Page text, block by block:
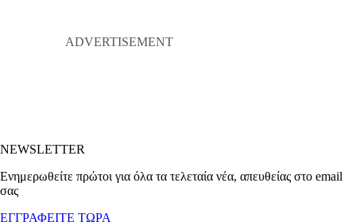
NEWSLETTER
Ενημερωθείτε πρώτοι για όλα τα τελεταία νέα, απευθείας στο email
σας
ΕΓΓΡΑΦΕΙΤΕ ΤΩΡΑ